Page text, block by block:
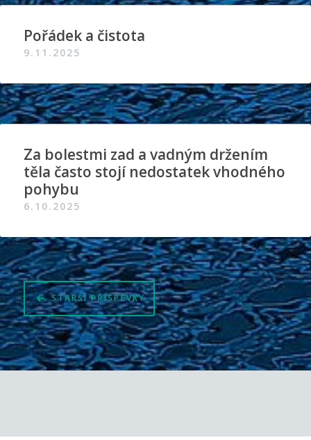
Pořádek a čistota
9.11.2025
Za bolestmi zad a vadným držením
těla často stojí nedostatek vhodného
pohybu
6.10.2025
Navigace
pro
příspěvky
STARŠÍ PŘÍSPĚVKY